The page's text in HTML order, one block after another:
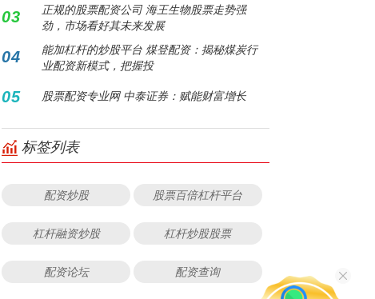
03
正规的股票配资公司 海王生物股票走势强
劲，市场看好其未来发展
04
能加杠杆的炒股平台 煤登配资：揭秘煤炭行
业配资新模式，把握投
05 股票配资专业网 中泰证券：赋能财富增长
标签列表
配资炒股 股票百倍杠杆平台
杠杆融资炒股 杠杆炒股股票
配资论坛 配资查询